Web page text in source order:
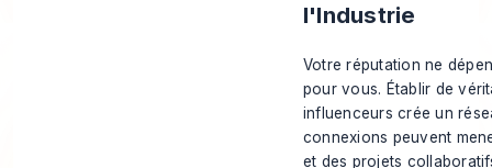
l'Industrie
Votre réputation ne
pour vous. Établir de
influenceurs crée un
connexions peuvent
et des projets